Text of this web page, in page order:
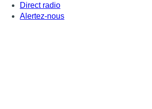
Direct radio
Alertez-nous